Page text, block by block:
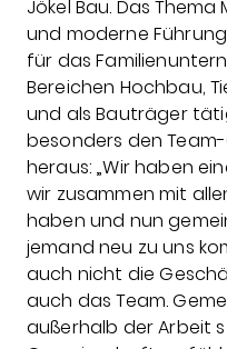
Jökel Bau. Das
und moderne
für das
Bereichen Hochbau,
und als Bauträger
besonders den
heraus: „Wir haben
wir zusammen mit
haben und nun
jemand neu zu uns
auch nicht die
auch das Team.
außerhalb der Arbeit